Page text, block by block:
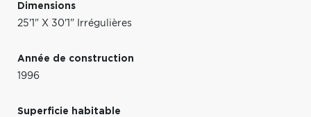
Dimensions
25'1" X 30'1" Irrégulières
Année de construction
1996
Superficie habitable